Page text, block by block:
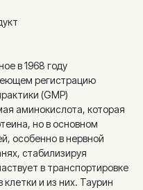
в 1968 году
регистрацию
(GMP)
аминокислота, которая
но в основном
особенно в нервной
стабилизируя
в транспортировке
и из них. Таурин